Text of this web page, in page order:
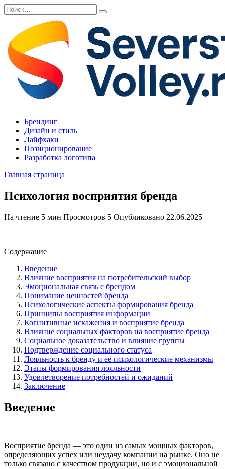
Перейти
к
содержанию
Search
for:
Брендинг
Дизайн и стиль
Лайфхаки
Позиционирование
Разработка логотипа
Главная страница
Психология восприятия бренда
На чтение 5 мин Просмотров 5 Опубликовано 22.06.2025
Содержание
Введение
Влияние восприятия на потребительский выбор
Эмоциональная связь с брендом
Понимание ценностей бренда
Психологические аспекты формирования бренда
Принципы восприятия информации
Когнитивные искажения и восприятие бренда
Влияние социальных факторов на восприятие бренда
Социальное доказательство и влияние группы
Подтверждение социального статуса
Лояльность к бренду и её психологические механизмы
Этапы формирования лояльности
Удовлетворение потребностей и ожиданий
Заключение
Введение
Восприятие бренда — это один из самых мощных факторов,
определяющих успех или неудачу компании на рынке. Оно не
только связано с качеством продукции, но и с эмоциональной